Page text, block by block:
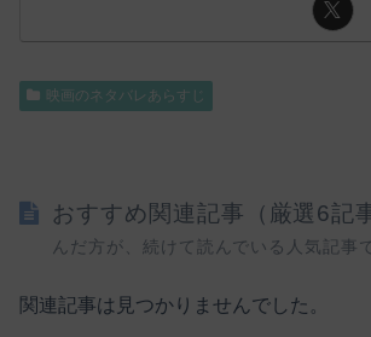
映画のネタバレあらすじ
おすすめ関連記事（厳選6記
んだ方が、続けて読んでいる人気記事
関連記事は見つかりませんでした。